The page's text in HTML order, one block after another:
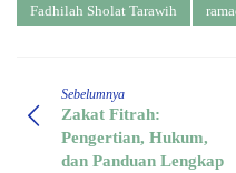
Fadhilah Sholat Tarawih
Sebelumnya
Zakat Fitrah:
Pengertian, Hukum,
dan Panduan Lengkap